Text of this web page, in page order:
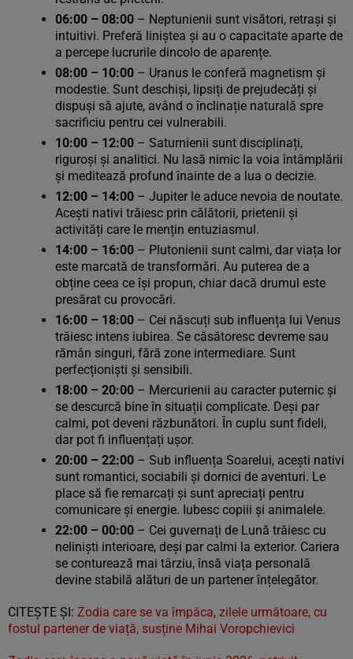
06:00 – 08:00 – Neptunienii sunt visători, retrași și
intuitivi. Preferă liniștea și au o capacitate aparte de
a percepe lucrurile dincolo de aparențe.
08:00 – 10:00 – Uranus le conferă magnetism și
modestie. Sunt deschiși, lipsiți de prejudecăți și
dispuși să ajute, având o înclinație naturală spre
sacrificiu pentru cei vulnerabili.
10:00 – 12:00 – Saturnienii sunt disciplinați,
riguroși și analitici. Nu lasă nimic la voia întâmplării
și meditează profund înainte de a lua o decizie.
12:00 – 14:00 – Jupiter le aduce nevoia de noutate.
Acești nativi trăiesc prin călătorii, prietenii și
activități care le mențin entuziasmul.
14:00 – 16:00 – Plutonienii sunt calmi, dar viața lor
este marcată de transformări. Au puterea de a
obține ceea ce își propun, chiar dacă drumul este
presărat cu provocări.
16:00 – 18:00 – Cei născuți sub influența lui Venus
trăiesc intens iubirea. Se căsătoresc devreme sau
rămân singuri, fără zone intermediare. Sunt
perfecționiști și sensibili.
18:00 – 20:00 – Mercurienii au caracter puternic și
se descurcă bine în situații complicate. Deși par
calmi, pot deveni răzbunători. În cuplu sunt fideli,
dar pot fi influențați ușor.
20:00 – 22:00 – Sub influența Soarelui, acești nativi
sunt romantici, sociabili și dornici de aventuri. Le
place să fie remarcați și sunt apreciați pentru
comunicare și energie. Iubesc copiii și animalele.
22:00 – 00:00 – Cei guvernați de Lună trăiesc cu
neliniști interioare, deși par calmi la exterior. Cariera
se conturează mai târziu, însă viața personală
devine stabilă alături de un partener înțelegător.
CITEŞTE ŞI: Zodia care se va împăca, zilele următoare, cu
fostul partener de viață, susține Mihai Voropchievici